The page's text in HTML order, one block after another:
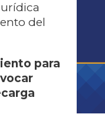
del
para